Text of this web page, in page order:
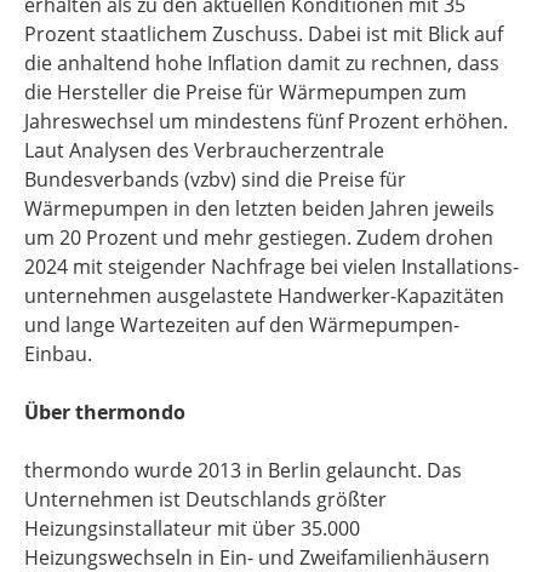
Prozent staatlichem Zuschuss. Dabei ist mit Blick auf
die anhaltend hohe Inflation damit zu rechnen, dass
die Hersteller die Preise für Wärmepumpen zum
Jahreswechsel um mindestens fünf Prozent erhöhen.
Laut Analysen des Verbraucherzentrale
Bundesverbands (vzbv) sind die Preise für
Wärmepumpen in den letzten beiden Jahren jeweils
um 20 Prozent und mehr gestiegen. Zudem drohen
2024 mit steigender Nachfrage bei vielen Installations-
unternehmen ausgelastete Handwerker-Kapazitäten
und lange Wartezeiten auf den Wärmepumpen-
Einbau.
Über thermondo
thermondo wurde 2013 in Berlin gelauncht. Das
Unternehmen ist Deutschlands größter
Heizungsinstallateur mit über 35.000
Heizungswechseln in Ein- und Zweifamilienhäusern